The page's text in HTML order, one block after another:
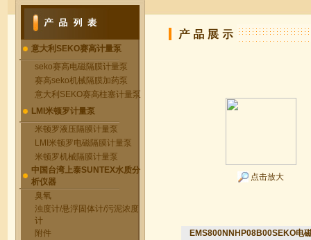
意大利SEKO赛高计量泵
seko赛高电磁隔膜计量泵
赛高seko机械隔膜加药泵
意大利SEKO赛高柱塞计量泵
LMI米顿罗计量泵
米顿罗液压隔膜计量泵
LMI米顿罗电磁隔膜计量泵
米顿罗机械隔膜计量泵
中国台湾上泰SUNTEX水质分
析仪器
臭氧
浊度计/悬浮固体计/污泥浓度
计
附件
点击放大
EMS800NNHP08B00SEKO电